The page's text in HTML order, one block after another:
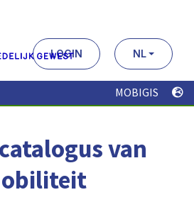
LOGIN NL
MOBIGIS
van